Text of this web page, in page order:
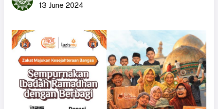
13 June 2024